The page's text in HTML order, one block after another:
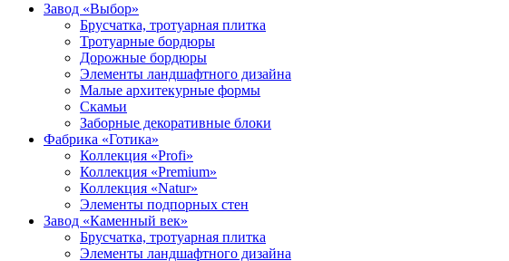
Завод «Выбор»
Брусчатка, тротуарная плитка
Тротуарные бордюры
Дорожные бордюры
Элементы ландшафтного дизайна
Малые архитекурные формы
Скамьи
Заборные декоративные блоки
Фабрика «Готика»
Коллекция «Profi»
Коллекция «Premium»
Коллекция «Natur»
Элементы подпорных стен
Завод «Каменный век»
Брусчатка, тротуарная плитка
Элементы ландшафтного дизайна